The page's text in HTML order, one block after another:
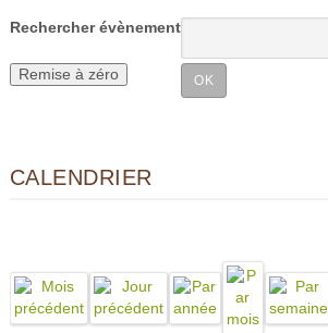
Rechercher évènement
CALENDRIER